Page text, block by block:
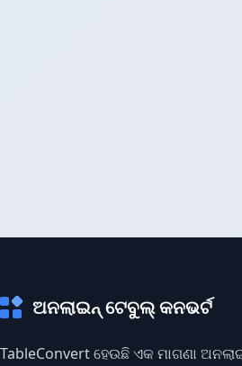
ଅନଲାଇନ୍ ଟେବୁଲ୍ କନଭର୍ଟ
TableConvert ହେଉଛି ଏକ ମାଗଣା